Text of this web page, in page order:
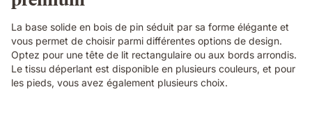
La base solide en bois de pin séduit par sa forme élégante et
vous permet de choisir parmi différentes options de design.
Optez pour une tête de lit rectangulaire ou aux bords arrondis.
Le tissu déperlant est disponible en plusieurs couleurs, et pour
les pieds, vous avez également plusieurs choix.